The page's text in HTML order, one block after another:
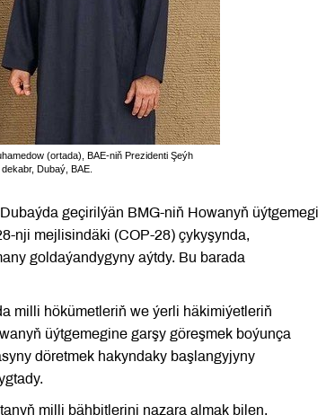
(ortada), BAE-niň Prezidenti Şeýh
Dubaý, BAE.
geçirilýän BMG-niň Howanyň üýtgemegi
nji mejlisindäki (COP-28) çykyşynda,
goldaýandygyny aýtdy. Bu barada
milli hökümetleriň we ýerli häkimiýetleriň
üýtgemegine garşy göreşmek boýunça
döretmek hakyndaky başlangyjyny
milli bähbitlerini nazara almak bilen,